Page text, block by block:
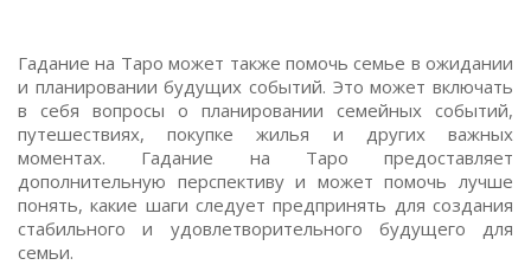
Гадание на Таро может также помочь семье в ожидании
и планировании будущих событий. Это может включать
в себя вопросы о планировании семейных событий,
путешествиях, покупке жилья и других важных
моментах. Гадание на Таро предоставляет
дополнительную перспективу и может помочь лучше
понять, какие шаги следует предпринять для создания
стабильного и удовлетворительного будущего для
семьи.